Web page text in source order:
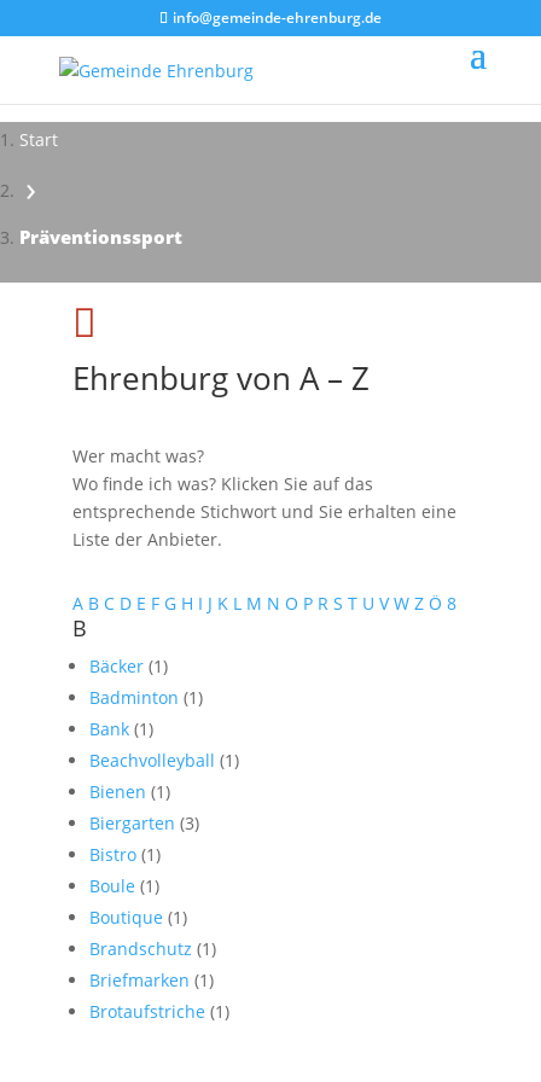
info@gemeinde-ehrenburg.de
Start
›
Präventionssport

Ehrenburg von A – Z
Wer macht was?
Wo finde ich was? Klicken Sie auf das
entsprechende Stichwort und Sie erhalten eine
Liste der Anbieter.
A B C D E F G H I J K L M N O P R S T U V W Z Ö 8
B
Bäcker (1)
Badminton (1)
Bank (1)
Beachvolleyball (1)
Bienen (1)
Biergarten (3)
Bistro (1)
Boule (1)
Boutique (1)
Brandschutz (1)
Briefmarken (1)
Brotaufstriche (1)